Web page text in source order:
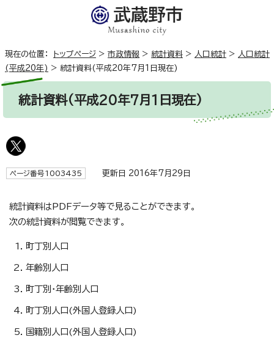
現在の位置： トップページ > 市政情報 > 統計資料 > 人口統計 > 人口統計
(平成20年) > 統計資料(平成20年7月1日現在)
統計資料(平成20年7月1日現在)
ページ番号1003435 更新日 2016年7月29日
統計資料はPDFデータ等で見ることができます。
次の統計資料が閲覧できます。
町丁別人口
年齢別人口
町丁別・年齢別人口
町丁別人口(外国人登録人口)
国籍別人口(外国人登録人口)